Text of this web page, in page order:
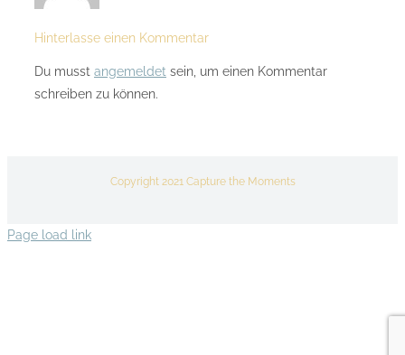
Hinterlasse einen Kommentar
Du musst angemeldet sein, um einen Kommentar
schreiben zu können.
Copyright 2021 Capture the Moments
Page load link